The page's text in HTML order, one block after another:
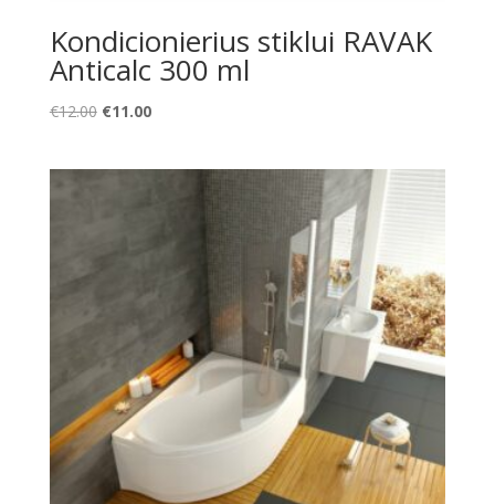
Kondicionierius stiklui RAVAK
Anticalc 300 ml
€12.00 Original
€11.00Current